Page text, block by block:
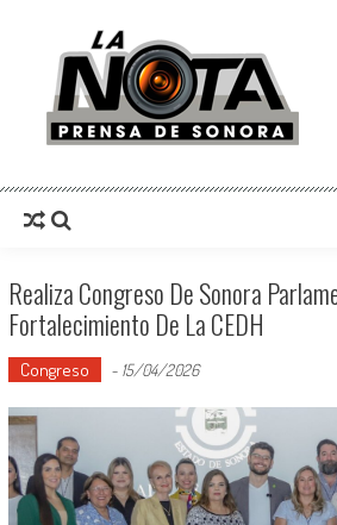
La Nota Prensa De
Realiza Congreso De Sonora
Fortalecimiento De La CEDH
Congreso - 15/04/2026